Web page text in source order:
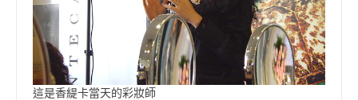
這是香緹卡當天的彩妝師